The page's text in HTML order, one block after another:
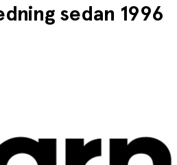
sedan 1996